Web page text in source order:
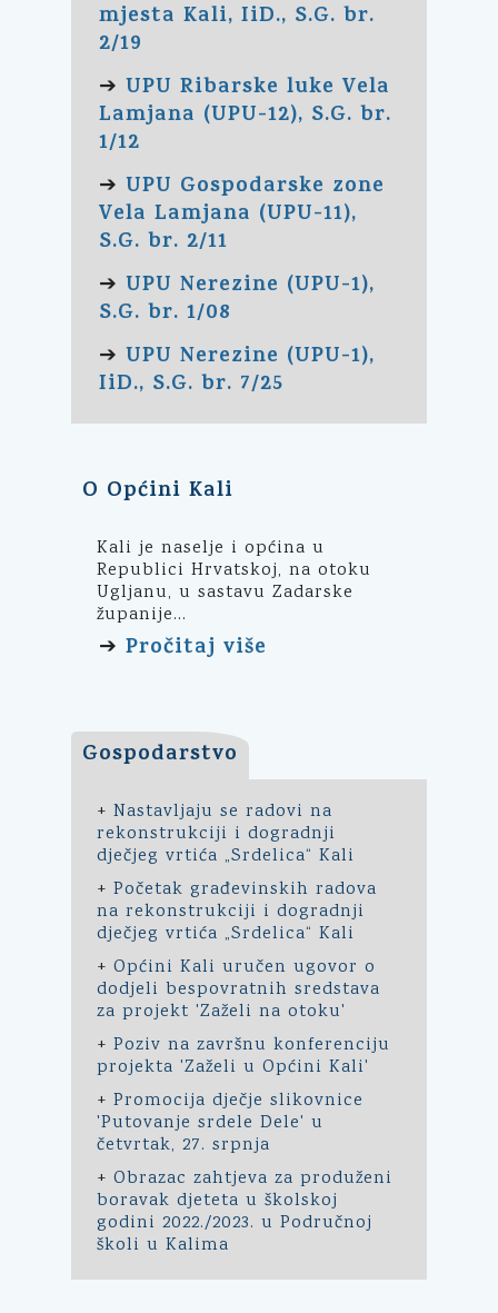
mjesta Kali, IiD., S.G. br.
2/19
➔ UPU Ribarske luke Vela
Lamjana (UPU-12), S.G. br.
1/12
➔ UPU Gospodarske zone
Vela Lamjana (UPU-11),
S.G. br. 2/11
➔ UPU Nerezine (UPU-1),
S.G. br. 1/08
➔ UPU Nerezine (UPU-1),
IiD., S.G. br. 7/25
O Općini Kali
Kali je naselje i općina u
Republici Hrvatskoj, na otoku
Ugljanu, u sastavu Zadarske
županije...
➔ Pročitaj više
Gospodarstvo
+ Nastavljaju se radovi na
rekonstrukciji i dogradnji
dječjeg vrtića „Srdelica“ Kali
+ Početak građevinskih radova
na rekonstrukciji i dogradnji
dječjeg vrtića „Srdelica“ Kali
+ Općini Kali uručen ugovor o
dodjeli bespovratnih sredstava
za projekt 'Zaželi na otoku'
+ Poziv na završnu konferenciju
projekta 'Zaželi u Općini Kali'
+ Promocija dječje slikovnice
'Putovanje srdele Dele' u
četvrtak, 27. srpnja
+ Obrazac zahtjeva za produženi
boravak djeteta u školskoj
godini 2022./2023. u Područnoj
školi u Kalima